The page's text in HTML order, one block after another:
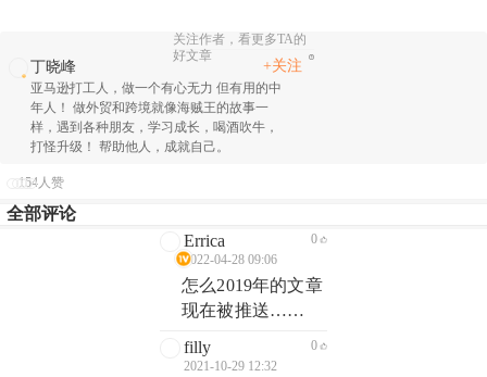
关注作者，看更多TA的
好文章
丁晓峰
亚马逊打工人，做一个有心无力 但有用的中
年人！ 做外贸和跨境就像海贼王的故事一
样，遇到各种朋友，学习成长，喝酒吹牛，
打怪升级！ 帮助他人，成就自己。
+关注
154人赞
全部评论
Errica
2022-04-28 09:06
0
怎么2019年的文章
现在被推送……
filly
2021-10-29 12:32
0